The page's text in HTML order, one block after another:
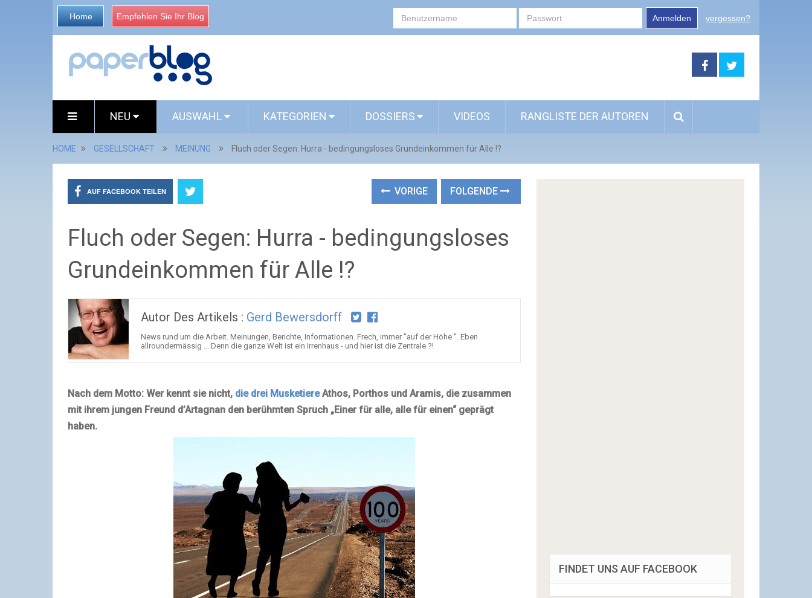
Home Empfehlen Sie Ihr Blog Anmelden vergessen?
NEU AUSWAHL KATEGORIEN DOSSIERS VIDEOS RANGLISTE DER AUTOREN
HOME GESELLSCHAFT MEINUNG Fluch oder Segen: Hurra - bedingungsloses Grundeinkommen für Alle !?
AUF FACEBOOK TEILEN VORIGE FOLGENDE
Fluch oder Segen: Hurra - bedingungsloses
Grundeinkommen für Alle !?
Autor Des Artikels : Gerd Bewersdorff
News rund um die Arbeit. Meinungen, Berichte, Informationen. Frech, immer "auf der Höhe ". Eben
allroundermässig ... Denn die ganze Welt ist ein Irrenhaus - und hier ist die Zentrale ?!
Nach dem Motto: Wer kennt sie nicht, die drei MusketiereAthos, Porthos und Aramis, die zusammen
mit ihrem jungen Freund d’Artagnan den berühmten Spruch „Einer für alle, alle für einen“ geprägt
haben.
FINDET UNS AUF FACEBOOK